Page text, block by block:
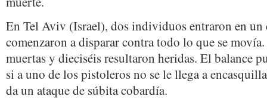
En Tel Aviv (Israel), dos individuos entraron en
comenzaron a disparar contra todo lo que se
muertas y dieciséis resultaron heridas. El balance
si a uno de los pistoleros no se le llega a
da un ataque de súbita cobardía.